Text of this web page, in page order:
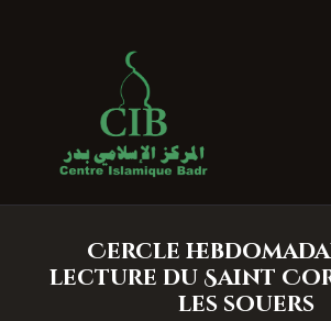
Cercle
lecture du Saint
les souers
Centre Islamique
Accueil
À propos
Services
Faire un don